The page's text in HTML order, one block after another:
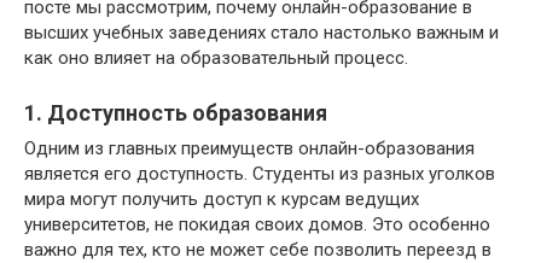
посте мы рассмотрим, почему онлайн-образование в
высших учебных заведениях стало настолько важным и
как оно влияет на образовательный процесс.
1. Доступность образования
Одним из главных преимуществ онлайн-образования
является его доступность. Студенты из разных уголков
мира могут получить доступ к курсам ведущих
университетов, не покидая своих домов. Это особенно
важно для тех, кто не может себе позволить переезд в